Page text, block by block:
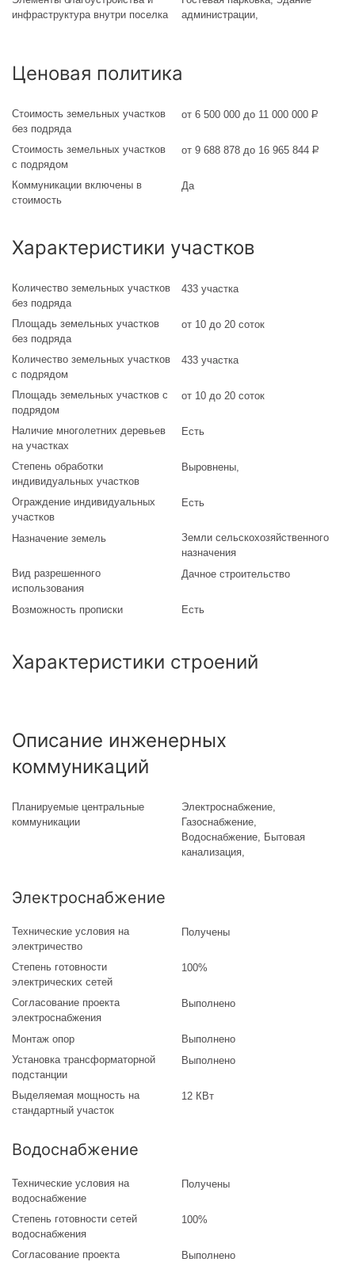
инфраструктура внутри поселка
администрации,
Ценовая политика
Стоимость земельных участков
без подряда
от 6 500 000 до 11 000 000Р
Стоимость земельных участков
с подрядом
от 9 688 878 до 16 965 844Р
Коммуникации включены в
стоимость
Да
Характеристики участков
Количество земельных участков
без подряда
433 участка
Площадь земельных участков
без подряда
от 10 до 20 соток
Количество земельных участков
с подрядом
433 участка
Площадь земельных участков с
подрядом
от 10 до 20 соток
Наличие многолетних деревьев
на участках
Есть
Степень обработки
индивидуальных участков
Выровнены,
Ограждение индивидуальных
участков
Есть
Назначение земель
Земли сельскохозяйственного
назначения
Вид разрешенного
использования
Дачное строительство
Возможность прописки Есть
Характеристики строений
Описание инженерных
коммуникаций
Планируемые центральные
коммуникации
Электроснабжение,
Газоснабжение,
Водоснабжение, Бытовая
канализация,
Электроснабжение
Технические условия на
электричество
Получены
Степень готовности
электрических сетей
100%
Согласование проекта
электроснабжения
Выполнено
Монтаж опор
Выполнено
Установка трансформаторной
подстанции
Выполнено
Выделяемая мощность на
стандартный участок
12 КВт
Водоснабжение
Технические условия на
водоснабжение
Получены
Степень готовности сетей
водоснабжения
100%
Согласование проекта
Выполнено